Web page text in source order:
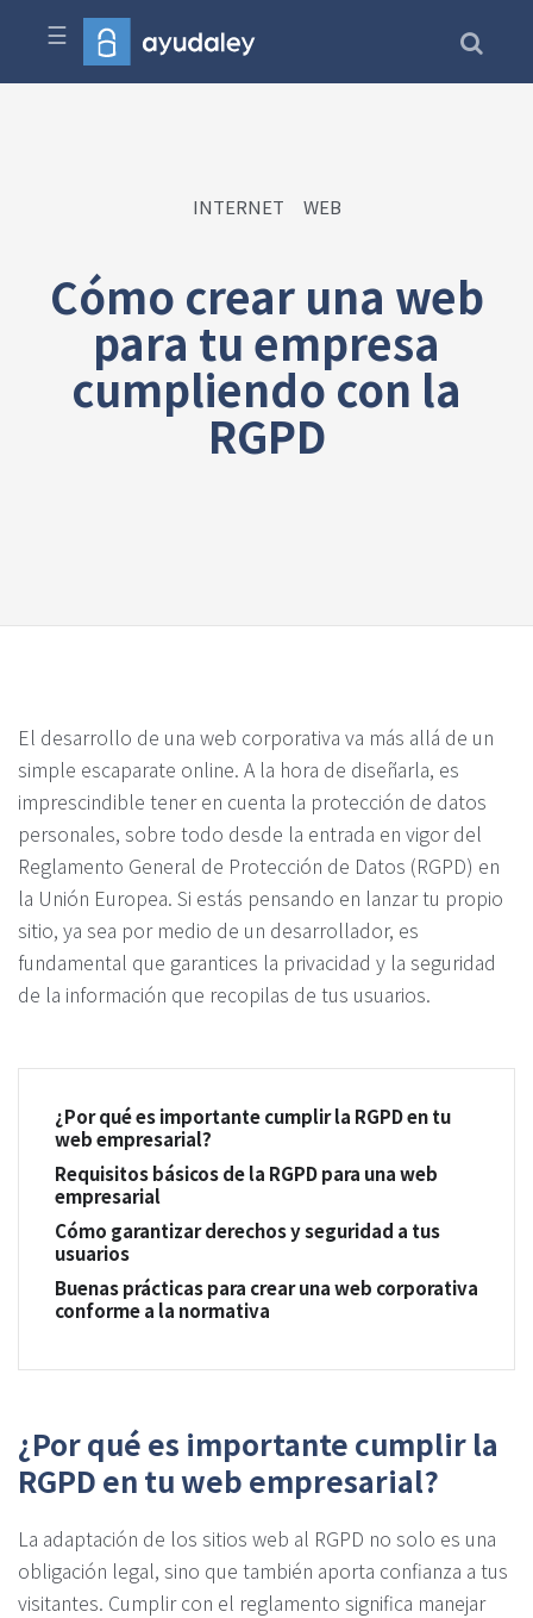
☰
INTERNET WEB
Cómo crear una web
para tu empresa
cumpliendo con la
RGPD
El desarrollo de una web corporativa va más allá de un
simple escaparate online. A la hora de diseñarla, es
imprescindible tener en cuenta la protección de datos
personales, sobre todo desde la entrada en vigor del
Reglamento General de Protección de Datos (RGPD) en
la Unión Europea. Si estás pensando en lanzar tu propio
sitio, ya sea por medio de un desarrollador, es
fundamental que garantices la privacidad y la seguridad
de la información que recopilas de tus usuarios.
¿Por qué es importante cumplir la RGPD en tu
web empresarial?
Requisitos básicos de la RGPD para una web
empresarial
Cómo garantizar derechos y seguridad a tus
usuarios
Buenas prácticas para crear una web corporativa
conforme a la normativa
¿Por qué es importante cumplir la
RGPD en tu web empresarial?
La adaptación de los sitios web al RGPD no solo es una
obligación legal, sino que también aporta confianza a tus
visitantes. Cumplir con el reglamento significa manejar